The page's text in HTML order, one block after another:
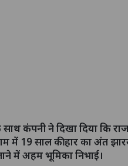
कंपनी ने दिखा दिया कि
19 साल की हार का अंत
में अहम भूमिका निभाई।